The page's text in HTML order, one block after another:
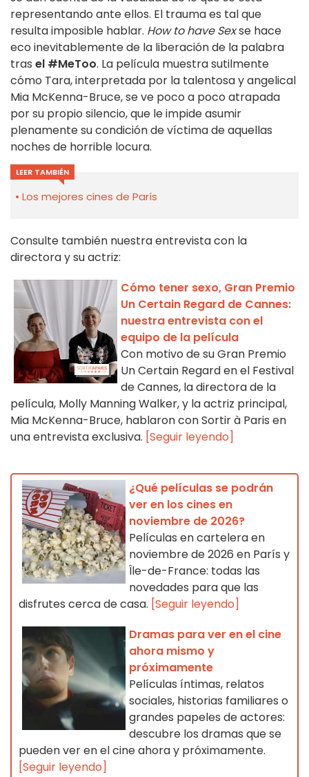
representando ante ellos. El trauma es tal que
resulta imposible hablar. How to have Sexse hace
eco inevitablemente de la liberación de la palabra
tras el #MeToo. La película muestra sutilmente
cómo Tara, interpretada por la talentosa y angelical
Mia McKenna-Bruce, se ve poco a poco atrapada
por su propio silencio, que le impide asumir
plenamente su condición de víctima de aquellas
noches de horrible locura.
LEER TAMBIÉN
Los mejores cines de París
Consulte también nuestra entrevista con la
directora y su actriz:
Cómo tener sexo, Gran Premio
Un Certain Regard de Cannes:
nuestra entrevista con el
equipo de la película
Con motivo de su Gran Premio
Un Certain Regard en el Festival
de Cannes, la directora de la
película, Molly Manning Walker, y la actriz principal,
Mia McKenna-Bruce, hablaron con Sortir à Paris en
una entrevista exclusiva. [Seguir leyendo]
¿Qué películas se podrán
ver en los cines en
noviembre de 2026?
Películas en cartelera en
noviembre de 2026 en París y
Île-de-France: todas las
novedades para que las
disfrutes cerca de casa. [Seguir leyendo]
Dramas para ver en el cine
ahora mismo y
próximamente
Películas íntimas, relatos
sociales, historias familiares o
grandes papeles de actores:
descubre los dramas que se
pueden ver en el cine ahora y próximamente.
[Seguir leyendo]